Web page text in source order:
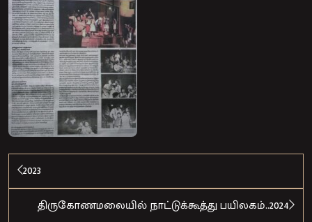
2023
திருகோணமலையில் நாட்டுக்கூத்து பயிலகம்..2024